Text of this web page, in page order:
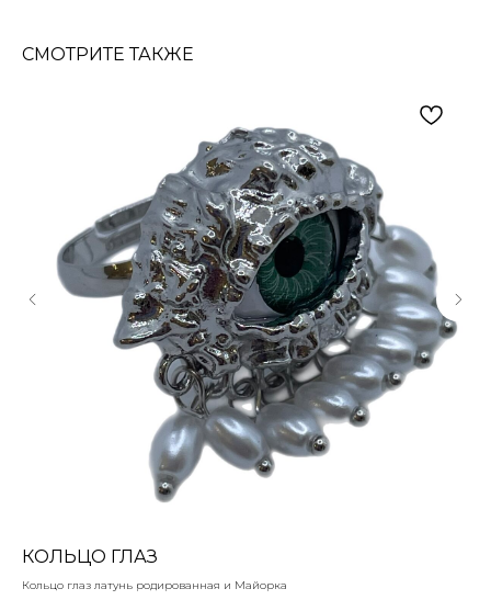
СМОТРИТЕ ТАКЖЕ
КОЛЬЦО ГЛАЗ
Кольцо глаз латунь родированная и Майорка